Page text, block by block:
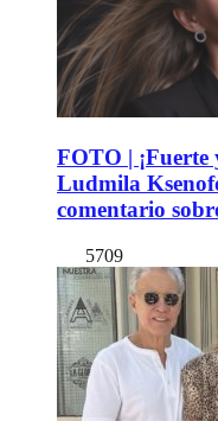
FOTO |
Ludmila
comentario
5709